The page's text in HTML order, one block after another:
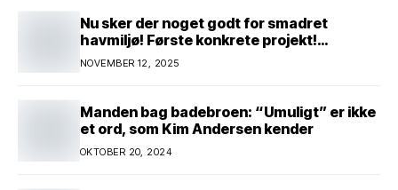
Nu sker der noget godt for smadret
havmiljø! Første konkrete projekt!
Genopretning af natur i lavbundsområde
ved Eltang Vig! 31 hektar! 2,5 millioner
NOVEMBER 12, 2025
Manden bag badebroen: “Umuligt” er ikke
et ord, som Kim Andersen kender
OKTOBER 20, 2024